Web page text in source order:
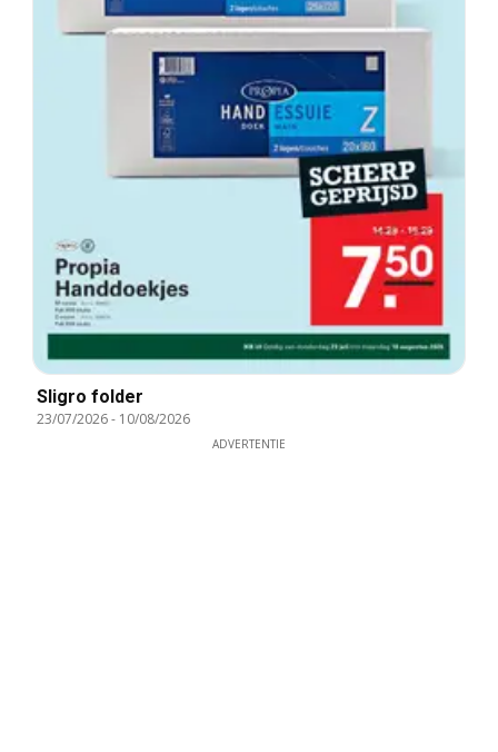
Sligro folder
23/07/2026- 10/08/2026
ADVERTENTIE